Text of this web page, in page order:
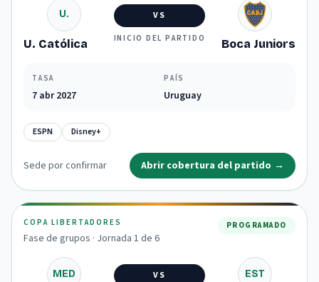
U.
U. Católica
VS
INICIO DEL PARTIDO Boca Juniors
TASA
7 abr 2027
PAÍS
Uruguay
ESPN Disney+
Sede por confirmar Abrir cobertura del partido →
COPA LIBERTADORES
Fase de grupos · Jornada 1 de 6
PROGRAMADO
MED VS EST